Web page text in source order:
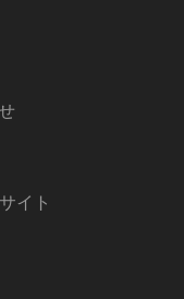
イト